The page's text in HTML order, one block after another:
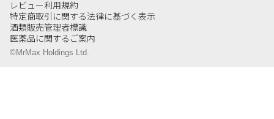
レビュー利用規約
特定商取引に関する法律に基づく表示
酒類販売管理者標識
医薬品に関するご案内
©MrMax Holdings Ltd.